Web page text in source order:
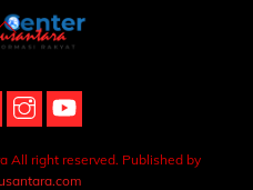
Back
To
All right reserved. Published by